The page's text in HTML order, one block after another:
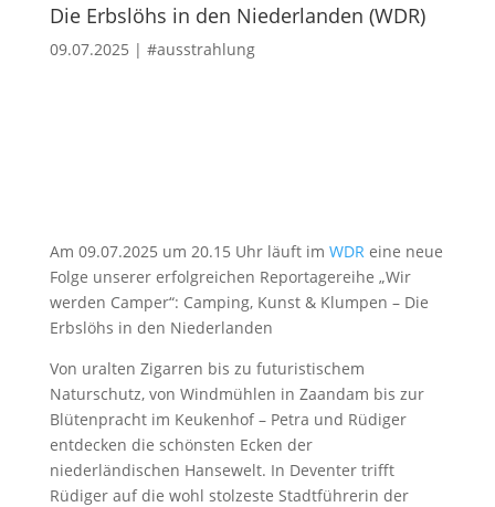
Die Erbslöhs in den Niederlanden (WDR)
09.07.2025 | #ausstrahlung
Am 09.07.2025 um 20.15 Uhr läuft im WDReine neue
Folge unserer erfolgreichen Reportagereihe „Wir
werden Camper“: Camping, Kunst & Klumpen – Die
Erbslöhs in den Niederlanden
Von uralten Zigarren bis zu futuristischem
Naturschutz, von Windmühlen in Zaandam bis zur
Blütenpracht im Keukenhof – Petra und Rüdiger
entdecken die schönsten Ecken der
niederländischen Hansewelt. In Deventer trifft
Rüdiger auf die wohl stolzeste Stadtführerin der